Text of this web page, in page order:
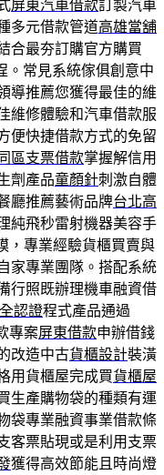
屏東汽車借款訂製汽車
多元借款管道高雄當舖
合最夯訂購官方購買
。常見系統傢俱創意中
導推薦您獲得最佳的維
維修體驗和汽車借款服
便快捷借款方式的免留
區支票借款掌握解信用
劑產品童顏針刺激自體
廳推薦藝術品牌台北高
純飛秒雷射機器美容手
，專業經驗貨櫃買賣與
家專業團隊。搭配系統
行照既辦理機車融資借
認證程式產品通過
專案屏東借款申辦借錢
改造中古貨櫃設計裝潢
用貨櫃屋完成買貨櫃屋
生產購物袋的種類有運
袋專業融資事業借款條
客票貼現或是利用支票
獲得高效節能且時尚燈